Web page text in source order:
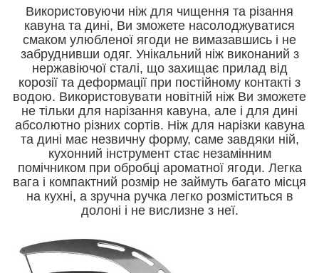
Використовуючи ніж для чищення та різання
кавуна та дині, Ви зможете насолоджуватися
смаком улюбленої ягоди не вимазавшись і не
забруднивши одяг. Унікальний ніж виконаний з
нержавіючої сталі, що захищає прилад від
корозії та деформації при постійному контакті з
водою. Використовувати новітній ніж Ви зможете
не тільки для нарізання кавуна, але і для дині
абсолютно різних сортів. Ніж для нарізки кавуна
та дині має незвичну форму, саме завдяки ній,
кухонний інструмент стає незамінним
помічником при обробці ароматної ягоди. Легка
вага і компактний розмір не займуть багато місця
на кухні, а зручна ручка легко розміститься в
долоні і не вислизне з неї.